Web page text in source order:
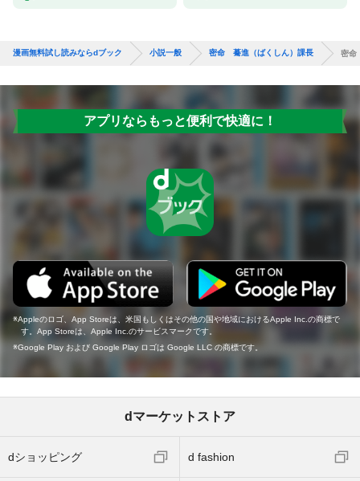
漫画無料試し読みならdブック 小説一般 密命 驀進（ばくしん）課長 密命
アプリならもっと便利で快適に！
Appleのロゴ、App Storeは、米国もしくはその他の国や地域におけるApple Inc.の商標で
す。App Storeは、Apple Inc.のサービスマークです。
Google Play および Google Play ロゴは Google LLC の商標です。
dマーケットストア
dショッピング d fashion